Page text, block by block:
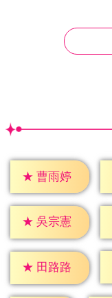
★ 曹雨婷
★ 吳宗憲
★ 田路路